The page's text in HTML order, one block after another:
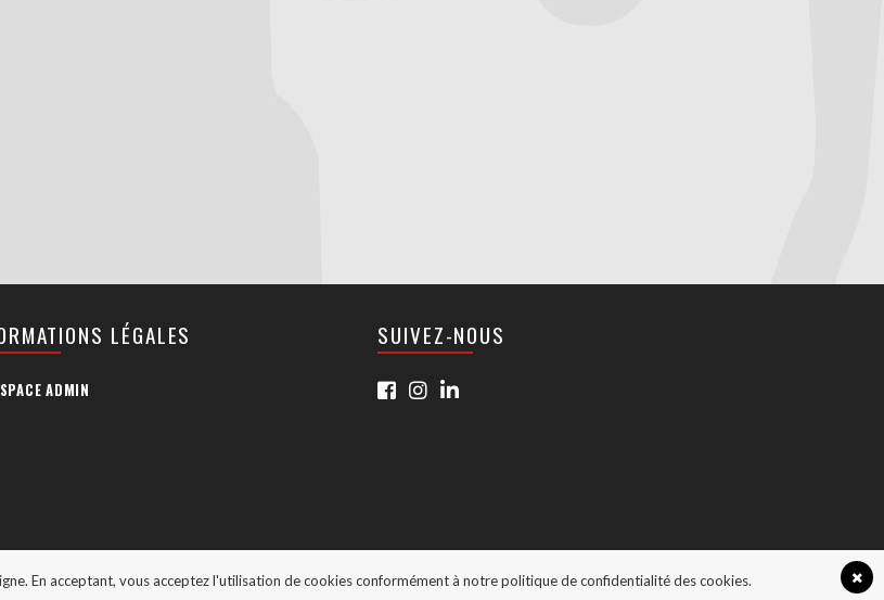
LÉGALES
ADMIN
SUIVEZ-NOUS
En acceptant, vous acceptez l'utilisation de cookies conformément à notre politique de confidentialité des cookies.